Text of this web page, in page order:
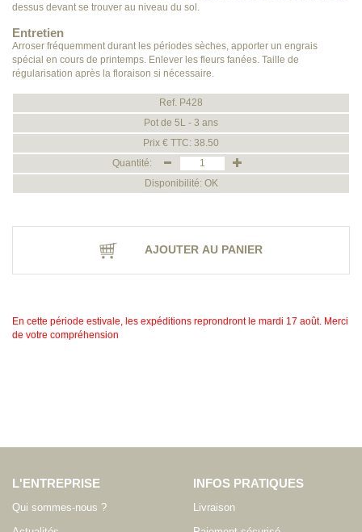
dessus devant se trouver au niveau du sol.
Entretien
Arroser fréquemment durant les périodes sèches, apporter un engrais
spécial en cours de printemps. Enlever les fleurs fanées. Taille de
régularisation après la floraison si nécessaire.
Ref. P428
Pot de 5L - 3 ans
Prix € TTC: 38.50
Quantité:
Disponibilité: OK
AJOUTER AU PANIER
En cette période estivale, les expéditions reprondront le mardi 17 août. Merci
de votre compréhension
L'ENTREPRISE
Qui sommes-nous ?
INFOS PRATIQUES
Livraison